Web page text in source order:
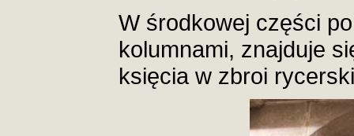
W środkowej części
kolumnami, znajduje
księcia w zbroi